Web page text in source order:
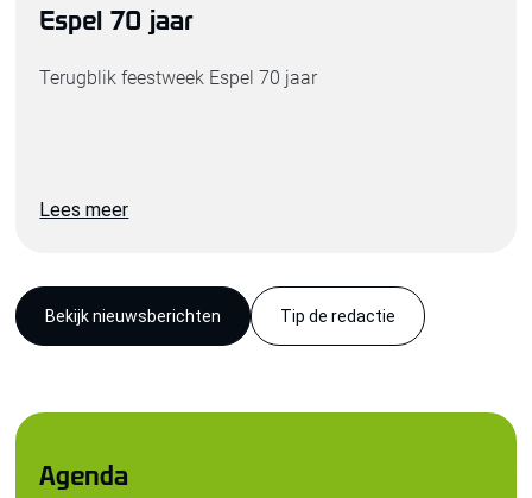
Espel 70 jaar
Terugblik feestweek Espel 70 jaar
Lees meer
Bekijk nieuwsberichten Tip de redactie
Agenda